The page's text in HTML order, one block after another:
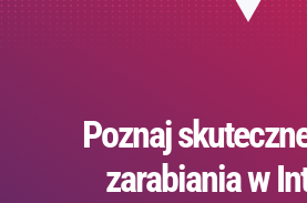
Poznaj
zarabiania w